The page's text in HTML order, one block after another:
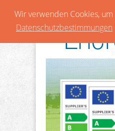
Wir verwenden Cookies,
Datenschutzbestimmungen